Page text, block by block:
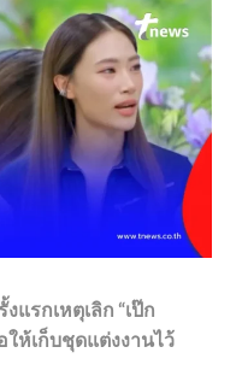
แรกเหตุเลิก “เป๊ก
ห้เก็บชุดแต่งงานไว้